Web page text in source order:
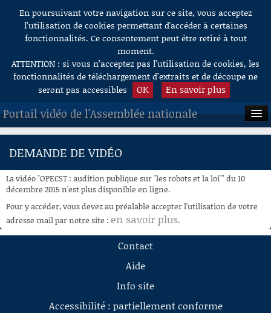
Aller au contenu
En poursuivant votre navigation sur ce site, vous acceptez
l’utilisation de cookies permettant d'accéder à certaines
fonctionnalités. Ce consentement peut être retiré à tout
moment.
ATTENTION : si vous n’acceptez pas l’utilisation de cookies, les
fonctionnalités de téléchargement d’extraits et de découpe ne
seront pas accessibles
OK En savoir plus
Portail vidéo de l'Assemblée nationale
ACCUEIL
À LA DEMANDE
RECHERCHE
AIDE À LA DÉCOUPE
DEMANDE DE VIDÉO
La vidéo "OPECST : audition publique sur "les robots et la loi"" du 10
décembre 2015 n'est plus disponible en ligne.
Pour y accéder, vous devez au préalable accepter l'utilisation de votre
adresse mail par notre site : en savoir plus.
Contact
Aide
Info site
Accessibilité : partiellement conforme